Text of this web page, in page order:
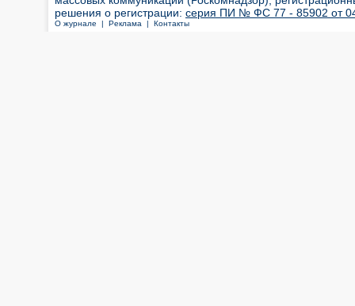
решения о регистрации: серия ПИ № ФС 77 - 85902 от 04
О журнале | Реклама | Контакты